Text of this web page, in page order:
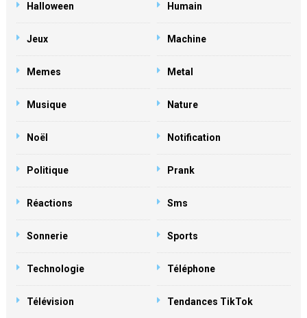
Halloween Humain
Jeux Machine
Memes Metal
Musique Nature
Noël Notification
Politique Prank
Réactions Sms
Sonnerie Sports
Technologie Téléphone
Télévision Tendances TikTok